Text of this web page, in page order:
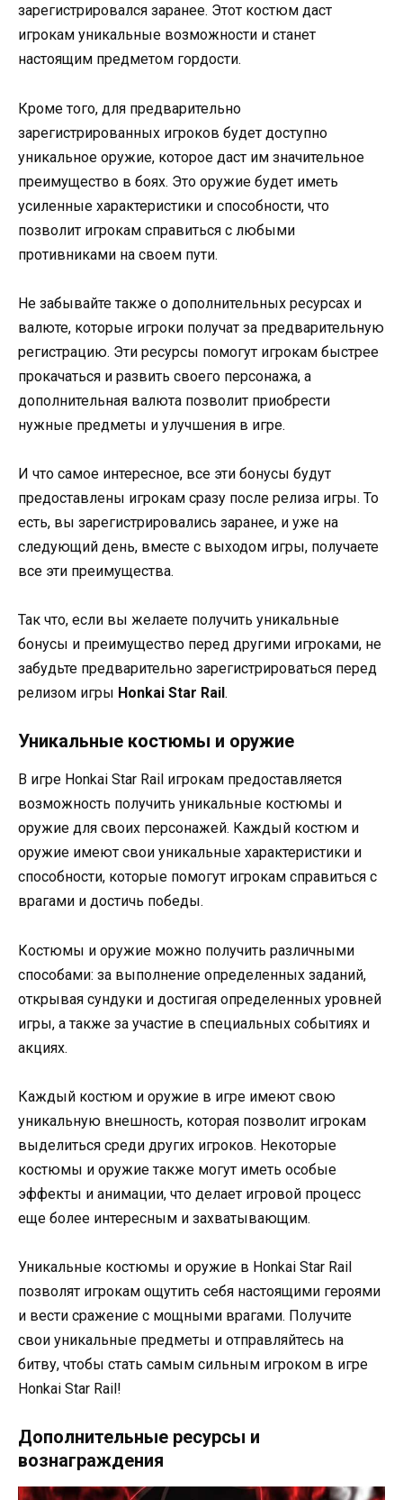
зарегистрировался заранее. Этот костюм даст
игрокам уникальные возможности и станет
настоящим предметом гордости.
Кроме того, для предварительно
зарегистрированных игроков будет доступно
уникальное оружие, которое даст им значительное
преимущество в боях. Это оружие будет иметь
усиленные характеристики и способности, что
позволит игрокам справиться с любыми
противниками на своем пути.
Не забывайте также о дополнительных ресурсах и
валюте, которые игроки получат за предварительную
регистрацию. Эти ресурсы помогут игрокам быстрее
прокачаться и развить своего персонажа, а
дополнительная валюта позволит приобрести
нужные предметы и улучшения в игре.
И что самое интересное, все эти бонусы будут
предоставлены игрокам сразу после релиза игры. То
есть, вы зарегистрировались заранее, и уже на
следующий день, вместе с выходом игры, получаете
все эти преимущества.
Так что, если вы желаете получить уникальные
бонусы и преимущество перед другими игроками, не
забудьте предварительно зарегистрироваться перед
релизом игры Honkai Star Rail.
Уникальные костюмы и оружие
В игре Honkai Star Rail игрокам предоставляется
возможность получить уникальные костюмы и
оружие для своих персонажей. Каждый костюм и
оружие имеют свои уникальные характеристики и
способности, которые помогут игрокам справиться с
врагами и достичь победы.
Костюмы и оружие можно получить различными
способами: за выполнение определенных заданий,
открывая сундуки и достигая определенных уровней
игры, а также за участие в специальных событиях и
акциях.
Каждый костюм и оружие в игре имеют свою
уникальную внешность, которая позволит игрокам
выделиться среди других игроков. Некоторые
костюмы и оружие также могут иметь особые
эффекты и анимации, что делает игровой процесс
еще более интересным и захватывающим.
Уникальные костюмы и оружие в Honkai Star Rail
позволят игрокам ощутить себя настоящими героями
и вести сражение с мощными врагами. Получите
свои уникальные предметы и отправляйтесь на
битву, чтобы стать самым сильным игроком в игре
Honkai Star Rail!
Дополнительные ресурсы и
вознаграждения